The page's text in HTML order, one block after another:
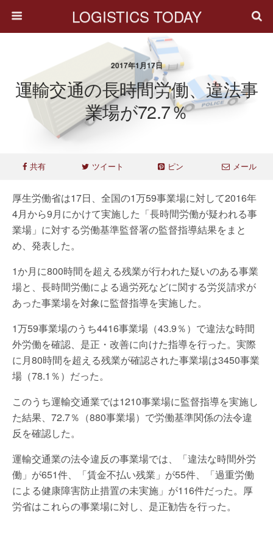
LOGISTICS TODAY
2017年1月17日
運輸交通の長時間労働、違法事
業場が72.7％
共有 ツイート ピン メール
厚生労働省は17日、全国の1万59事業場に対して2016年
4月から9月にかけて実施した「長時間労働が疑われる事
業場」に対する労働基準監督署の監督指導結果をまと
め、発表した。
1か月に800時間を超える残業が行われた疑いのある事業
場と、長時間労働による過労死などに関する労災請求が
あった事業場を対象に監督指導を実施した。
1万59事業場のうち4416事業場（43.9％）で違法な時間
外労働を確認、是正・改善に向けた指導を行った。実際
に月80時間を超える残業が確認された事業場は3450事業
場（78.1％）だった。
このうち運輸交通業では1210事業場に監督指導を実施し
た結果、72.7％（880事業場）で労働基準関係の法令違
反を確認した。
運輸交通業の法令違反の事業場では、「違法な時間外労
働」が651件、「賃金不払い残業」が55件、「過重労働
による健康障害防止措置の未実施」が116件だった。厚
労省はこれらの事業場に対し、是正勧告を行った。